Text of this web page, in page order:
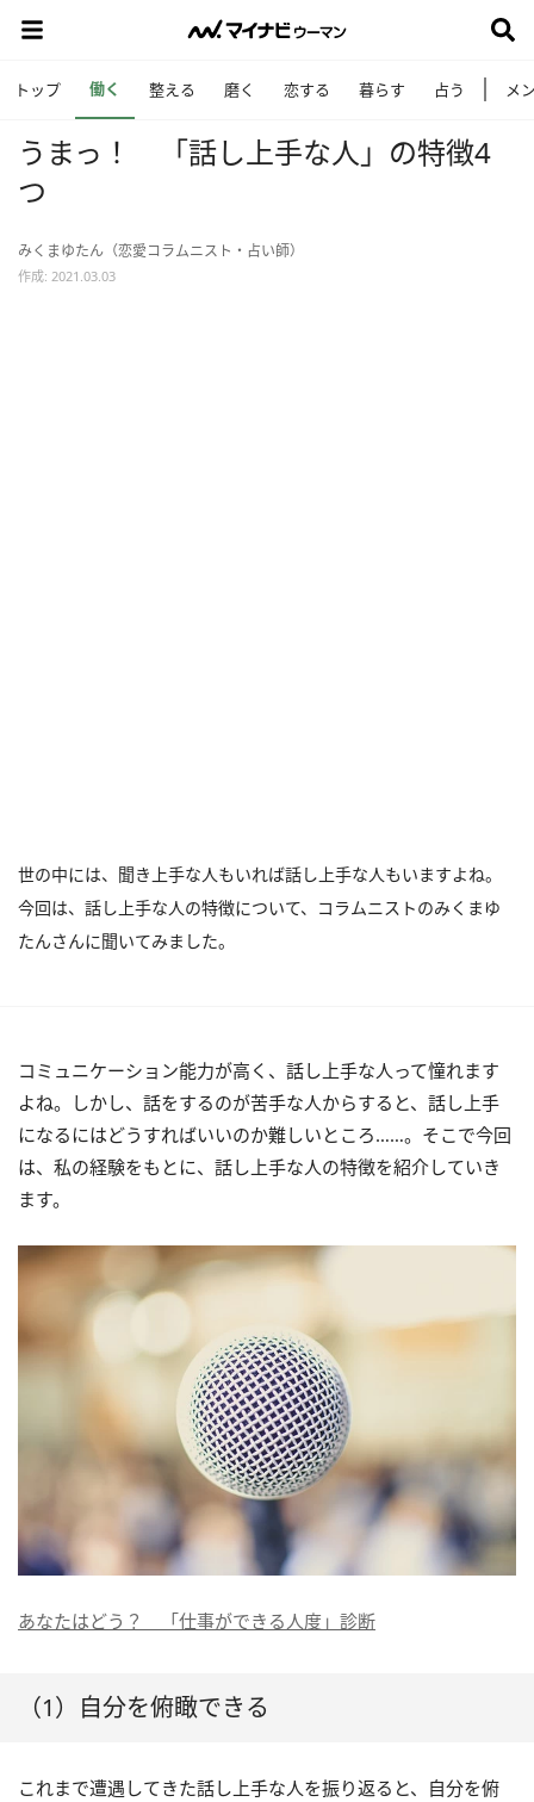
トップ 働く 整える 磨く 恋する 暮らす 占う メ
うまっ！ 「話し上手な人」の特徴4
つ
みくまゆたん（恋愛コラムニスト・占い師）
作成: 2021.03.03
世の中には、聞き上手な人もいれば話し上手な人もいますよね。
今回は、話し上手な人の特徴について、コラムニストのみくまゆ
たんさんに聞いてみました。
コミュニケーション能力が高く、話し上手な人って憧れます
よね。しかし、話をするのが苦手な人からすると、話し上手
になるにはどうすればいいのか難しいところ……。そこで今回
は、私の経験をもとに、話し上手な人の特徴を紹介していき
ます。
あなたはどう？ 「仕事ができる人度」診断
（1）自分を俯瞰できる
これまで遭遇してきた話し上手な人を振り返ると、自分を俯